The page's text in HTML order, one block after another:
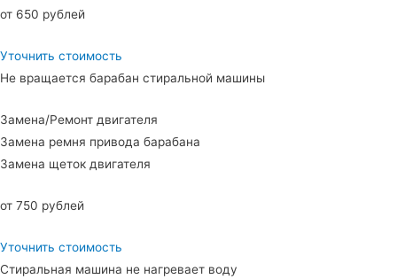
от 650 рублей
Уточнить стоимость
Не вращается барабан стиральной машины
Замена/Ремонт двигателя
Замена ремня привода барабана
Замена щеток двигателя
от 750 рублей
Уточнить стоимость
Стиральная машина не нагревает воду